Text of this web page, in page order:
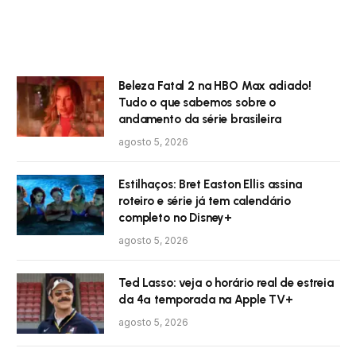
Beleza Fatal 2 na HBO Max adiado!
Tudo o que sabemos sobre o
andamento da série brasileira
agosto 5, 2026
Estilhaços: Bret Easton Ellis assina
roteiro e série já tem calendário
completo no Disney+
agosto 5, 2026
Ted Lasso: veja o horário real de estreia
da 4ª temporada na Apple TV+
agosto 5, 2026